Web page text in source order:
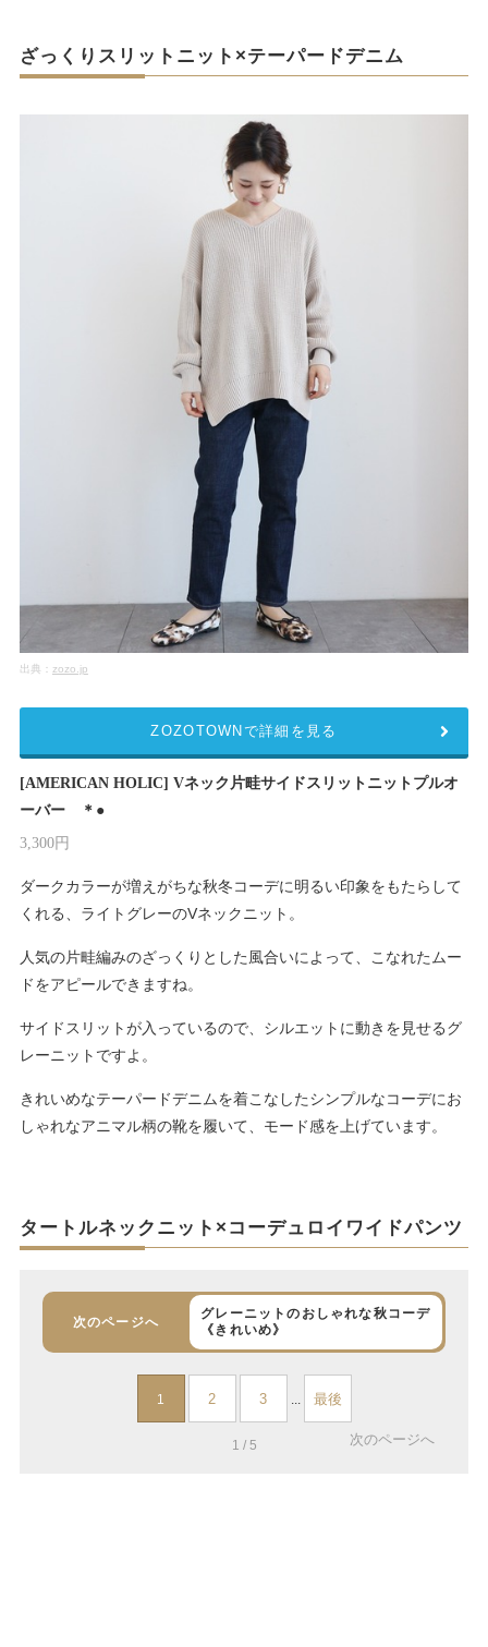
ざっくりスリットニット×テーパードデニム
出典： zozo.jp
[AMERICAN HOLIC] Vネック片畦サイドスリットニットプルオ
ーバー ＊●
3,300円
ダークカラーが増えがちな秋冬コーデに明るい印象をもたらして
くれる、ライトグレーのVネックニット。
人気の片畦編みのざっくりとした風合いによって、こなれたムー
ドをアピールできますね。
サイドスリットが入っているので、シルエットに動きを見せるグ
レーニットですよ。
きれいめなテーパードデニムを着こなしたシンプルなコーデにお
しゃれなアニマル柄の靴を履いて、モード感を上げています。
ZOZOTOWNで詳細を見る
タートルネックニット×コーデュロイワイドパンツ
次のページへ
グレーニットのおしゃれな秋コーデ
《きれいめ》
1 2 3 ... 最後
1 / 5 次のページへ